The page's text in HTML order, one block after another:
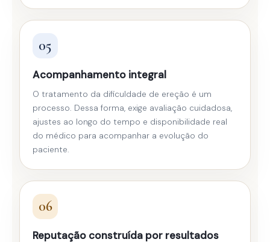
05
Acompanhamento integral
O tratamento da dificuldade de ereção é um
processo. Dessa forma, exige avaliação cuidadosa,
ajustes ao longo do tempo e disponibilidade real
do médico para acompanhar a evolução do
paciente.
06
Reputação construída por resultados